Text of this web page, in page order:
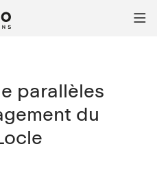

parallèles
du